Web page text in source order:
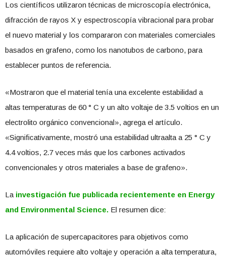
Los científicos utilizaron técnicas de microscopía electrónica,
difracción de rayos X y espectroscopía vibracional para probar
el nuevo material y los compararon con materiales comerciales
basados ​​en grafeno, como los nanotubos de carbono, para
establecer puntos de referencia.
«Mostraron que el material tenía una excelente estabilidad a
altas temperaturas de 60 ° C y un alto voltaje de 3.5 voltios en un
electrolito orgánico convencional», agrega el artículo.
«Significativamente, mostró una estabilidad ultraalta a 25 ° C y
4.4 voltios, 2.7 veces más que los carbones activados
convencionales y otros materiales a base de grafeno».
La investigación fue publicada recientemente en Energy
and Environmental Science. El resumen dice:
La aplicación de supercapacitores para objetivos como
automóviles requiere alto voltaje y operación a alta temperatura,